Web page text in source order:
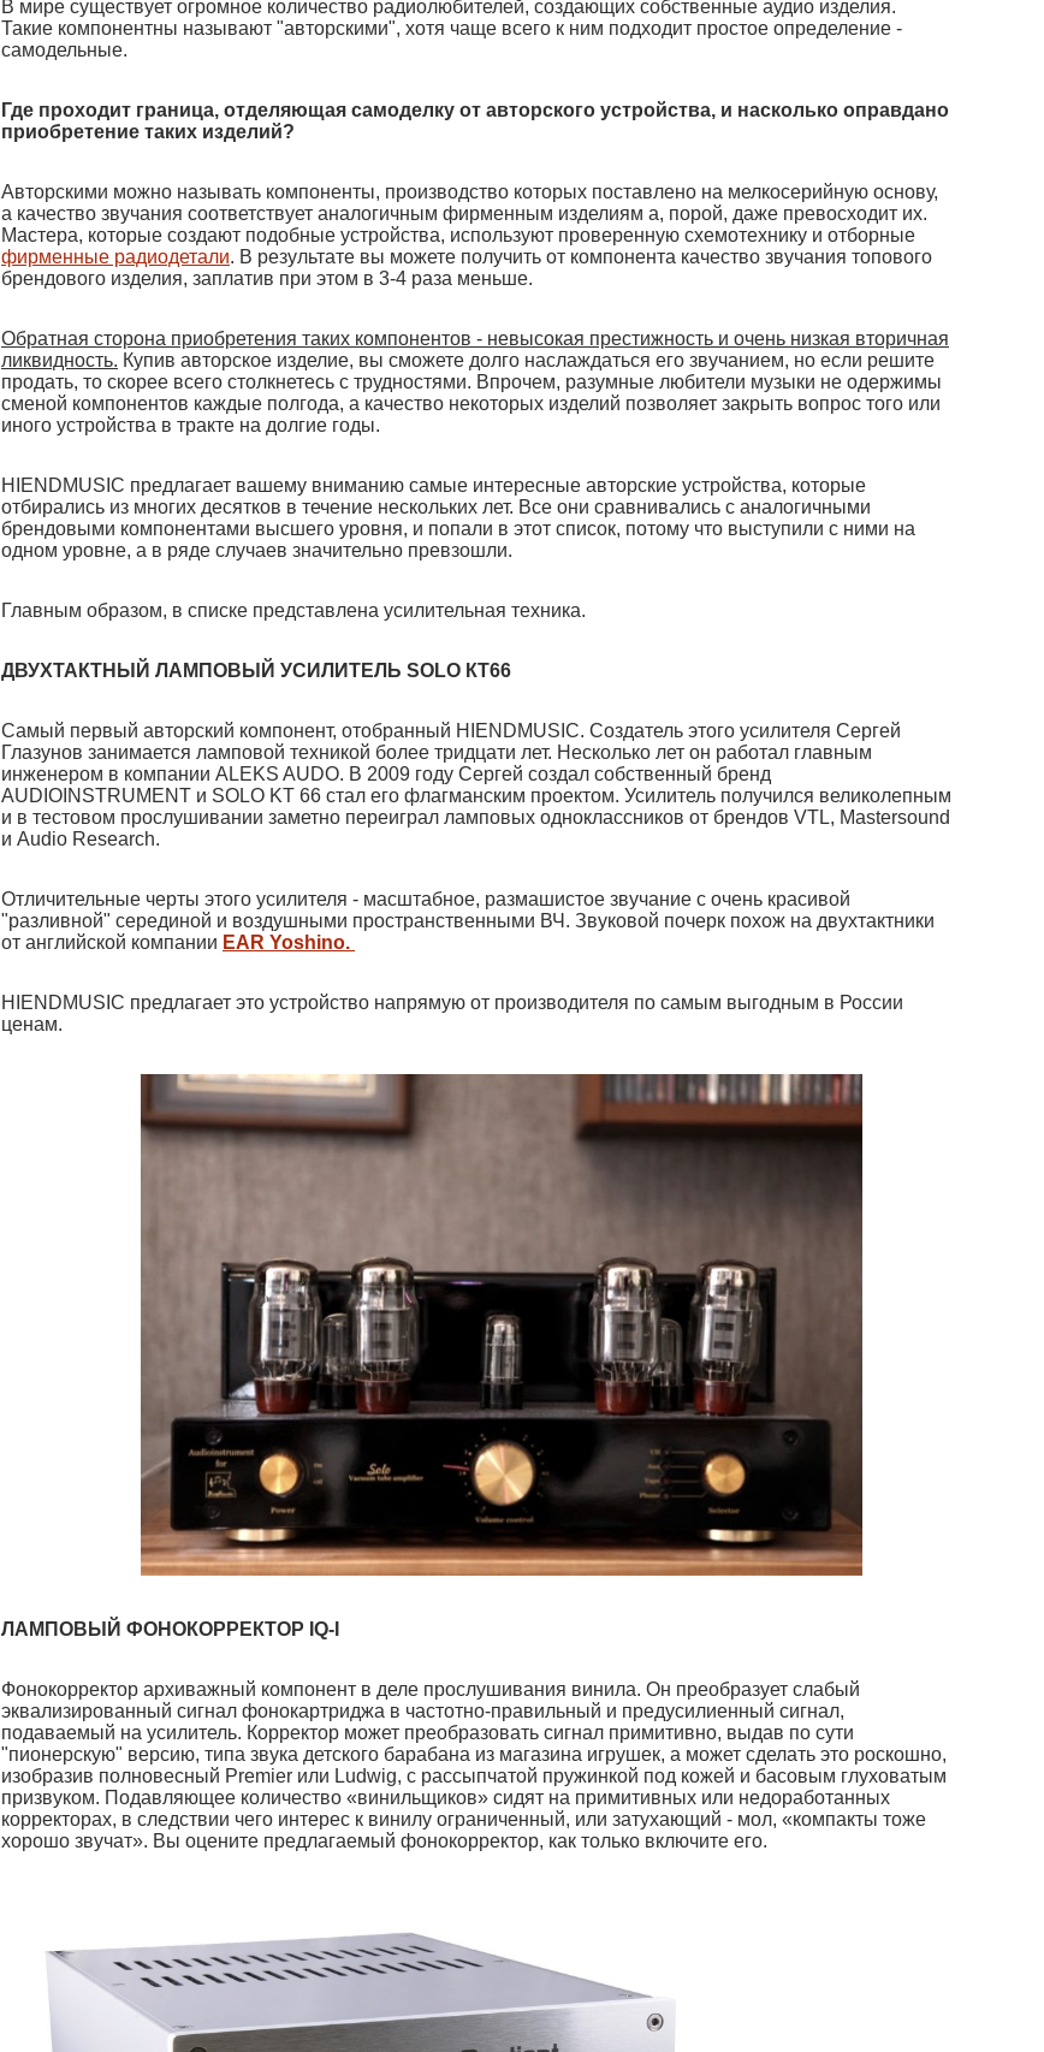
В мире существует огромное количество радиолюбителей, создающих собственные аудио изделия.
Такие компонентны называют "авторскими", хотя чаще всего к ним подходит простое определение -
самодельные.
Где проходит граница, отделяющая самоделку от авторского устройства, и насколько оправдано
приобретение таких изделий?
Авторскими можно называть компоненты, производство которых поставлено на мелкосерийную основу,
а качество звучания соответствует аналогичным фирменным изделиям а, порой, даже превосходит их.
Мастера, которые создают подобные устройства, используют проверенную схемотехнику и отборные
фирменные радиодетали. В результате вы можете получить от компонента качество звучания топового
брендового изделия, заплатив при этом в 3-4 раза меньше.
Обратная сторона приобретения таких компонентов - невысокая престижность и очень низкая вторичная
ликвидность. Купив авторское изделие, вы сможете долго наслаждаться его звучанием, но если решите
продать, то скорее всего столкнетесь с трудностями. Впрочем, разумные любители музыки не одержимы
сменой компонентов каждые полгода, а качество некоторых изделий позволяет закрыть вопрос того или
иного устройства в тракте на долгие годы.
HIENDMUSIC предлагает вашему вниманию самые интересные авторские устройства, которые
отбирались из многих десятков в течение нескольких лет. Все они сравнивались с аналогичными
брендовыми компонентами высшего уровня, и попали в этот список, потому что выступили с ними на
одном уровне, а в ряде случаев значительно превзошли.
Главным образом, в списке представлена усилительная техника.
ДВУХТАКТНЫЙ ЛАМПОВЫЙ УСИЛИТЕЛЬ SOLO КТ66
Самый первый авторский компонент, отобранный HIENDMUSIC. Создатель этого усилителя Сергей
Глазунов занимается ламповой техникой более тридцати лет. Несколько лет он работал главным
инженером в компании ALEKS AUDO. В 2009 году Сергей создал собственный бренд
AUDIOINSTRUMENT и SOLO KT 66 стал его флагманским проектом. Усилитель получился великолепным
и в тестовом прослушивании заметно переиграл ламповых одноклассников от брендов VTL, Mastersound
и Audio Research.
Отличительные черты этого усилителя - масштабное, размашистое звучание с очень красивой
"разливной" серединой и воздушными пространственными ВЧ. Звуковой почерк похож на двухтактники
от английской компании EAR Yoshino.
HIENDMUSIC предлагает это устройство напрямую от производителя по самым выгодным в России
ценам.
ЛАМПОВЫЙ ФОНОКОРРЕКТОР IQ-I
Фонокорректор архиважный компонент в деле прослушивания винила. Он преобразует слабый
эквализированный сигнал фонокартриджа в частотно-правильный и предусилиенный сигнал,
подаваемый на усилитель. Корректор может преобразовать сигнал примитивно, выдав по сути
"пионерскую" версию, типа звука детского барабана из магазина игрушек, а может сделать это роскошно,
изобразив полновесный Premier или Ludwig, с рассыпчатой пружинкой под кожей и басовым глуховатым
призвуком. Подавляющее количество «винильщиков» сидят на примитивных или недоработанных
корректорах, в следствии чего интерес к винилу ограниченный, или затухающий - мол, «компакты тоже
хорошо звучат». Вы оцените предлагаемый фонокорректор, как только включите его.